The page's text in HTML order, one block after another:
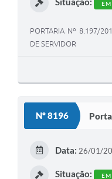
PORTARIA Nº 8.197/
DE SERVIDOR
Nº 8196
Data: 26/01/
Situação: